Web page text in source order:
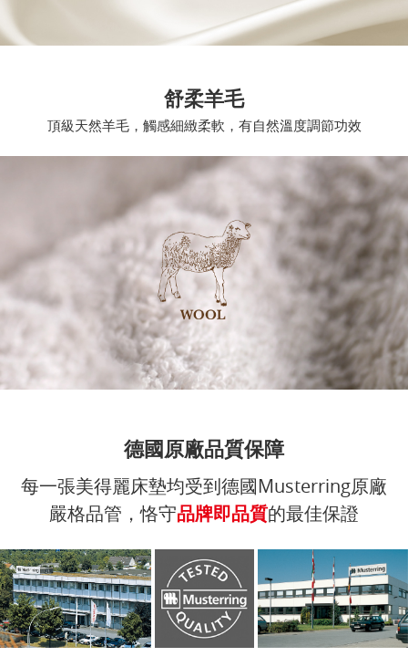
舒柔羊毛
頂級天然羊毛，觸感細緻柔軟，有自然溫度調節功效
德國原廠品質保障
每一張美得麗床墊均受到德國Musterring原廠
嚴格品管，恪守品牌即品質的最佳保證